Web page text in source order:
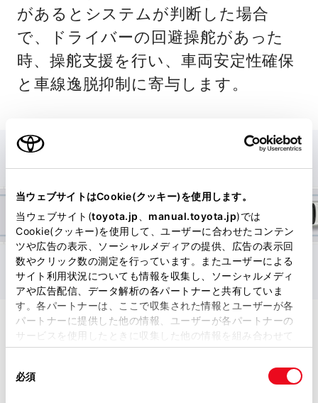
当ウェブサイトはCookie(クッキー)を使用します。
当ウェブサイト(toyota.jp manual.toyota.jp)では
Cookie(クッキー)を使用して、ユーザーに合わせたコンテン
ツや広告の表示、ソーシャルメディアの提供、広告の表示回
数やクリック数の測定を行っています。またユーザーによる
サイト利用状況についても情報を収集し、ソーシャルメディ
アや広告配信、データ解析の各パートナーと共有していま
す。各パートナーは、ここで収集された情報とユーザーが各
パートナーに提供した他の情報、ユーザーが各パートナーの
サービスを使用したときに収集した他の情報を組み合わせて
使用することがあります。当ウェブサイトの使用を続行する
必須
があるとシステムが判断した場合
で、ドライバーの回避操舵があった
時、操舵支援を行い、車両安定性確保
と車線逸脱抑制に寄与します。
低速時加速抑制機能
低速時の自車直前にいる歩行者、自転